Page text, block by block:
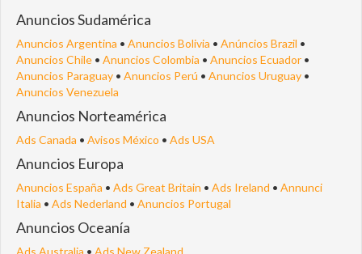
Anuncios Sudamérica
Anuncios Argentina • Anuncios Bolivia • Anúncios Brazil •
Anuncios Chile • Anuncios Colombia • Anuncios Ecuador •
Anuncios Paraguay • Anuncios Perú • Anuncios Uruguay •
Anuncios Venezuela
Anuncios Norteamérica
Ads Canada • Avisos México • Ads USA
Anuncios Europa
Anuncios España • Ads Great Britain • Ads Ireland • Annunci
Italia • Ads Nederland • Anuncios Portugal
Anuncios Oceanía
Ads Australia • Ads New Zealand